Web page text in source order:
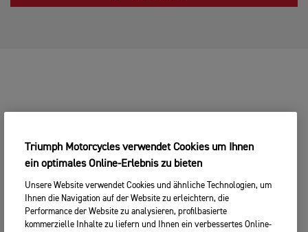
Triumph Motorcycles verwendet Cookies um Ihnen
ein optimales Online-Erlebnis zu bieten
Unsere Website verwendet Cookies und ähnliche Technologien, um
Ihnen die Navigation auf der Website zu erleichtern, die
Performance der Website zu analysieren, profilbasierte
kommerzielle Inhalte zu liefern und Ihnen ein verbessertes Online-